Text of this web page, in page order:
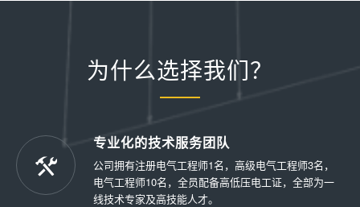
为什么选择我们？
专业化的技术服务团队
公司拥有注册电气工程师1名，高级电气工程师3名，
电气工程师10名，全员配备高低压电工证，全部为一
线技术专家及高技能人才。